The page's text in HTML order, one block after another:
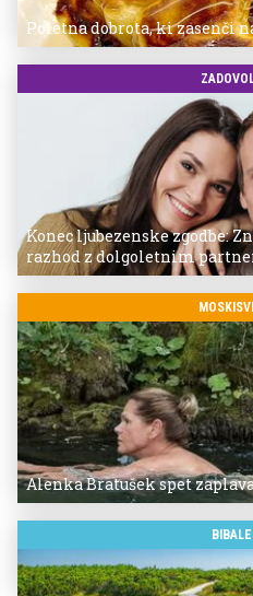
Poletna dobrota, ki zasenči
Konec ljubezenske zgodbe:
razhod z dolgoletnim
Alenka Bratušek spet